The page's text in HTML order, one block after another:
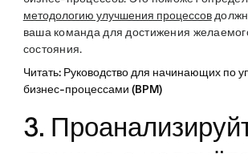
методологию улучшения процессов
ваша команда для достижения
состояния.
Читать: Руководство для начинающих по
бизнес-процессами (BPM)
3.